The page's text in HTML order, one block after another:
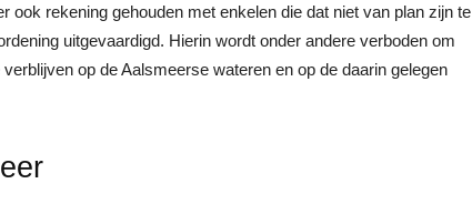
rekening gehouden met enkelen die dat niet van plan zijn te
uitgevaardigd. Hierin wordt onder andere verboden om
op de Aalsmeerse wateren en op de daarin gelegen